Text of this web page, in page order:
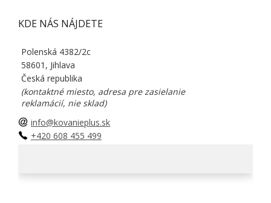
KDE NÁS NÁJDETE
Polenská 4382/2c
58601, Jihlava
Česká republika
(kontaktné miesto, adresa pre zasielanie
reklamácií, nie sklad)
info@kovanieplus.sk
+420 608 455 499